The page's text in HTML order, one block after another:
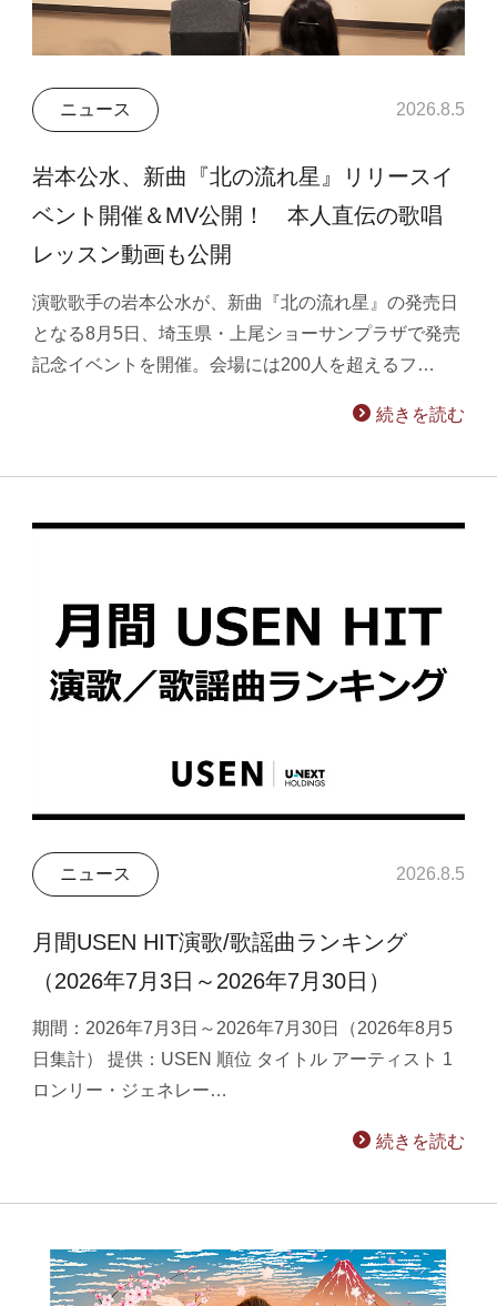
ニュース 2026.8.5
岩本公水、新曲『北の流れ星』リリースイ
ベント開催＆MV公開！ 本人直伝の歌唱
レッスン動画も公開
演歌歌手の岩本公水が、新曲『北の流れ星』の発売日
となる8月5日、埼玉県・上尾ショーサンプラザで発売
記念イベントを開催。会場には200人を超えるフ…
続きを読む
ニュース 2026.8.5
月間USEN HIT演歌/歌謡曲ランキング
（2026年7月3日～2026年7月30日）
期間：2026年7月3日～2026年7月30日（2026年8月5
日集計） 提供：USEN 順位 タイトル アーティスト 1
ロンリー・ジェネレー…
続きを読む